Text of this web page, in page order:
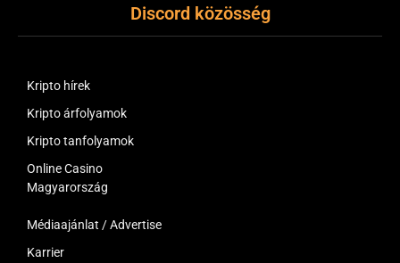
Discord közösség
Kripto hírek
Kripto árfolyamok
Kripto tanfolyamok
Online Casino
Magyarország
Médiaajánlat / Advertise
Karrier